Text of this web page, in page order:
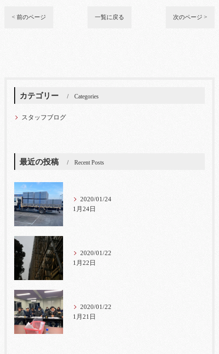
< 前のページ 一覧に戻る 次のページ >
カテゴリー Categories
スタッフブログ
最近の投稿 Recent Posts
2020/01/24
1月24日
2020/01/22
1月22日
2020/01/22
1月21日